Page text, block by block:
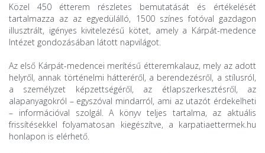
Közel 450 étterem részletes bemutatását és értékelését
tartalmazza az az egyedülálló, 1500 színes fotóval gazdagon
illusztrált, igényes kivitelezésű kötet, amely a Kárpát-medence
Intézet gondozásában látott napvilágot.
Az első Kárpát-medencei merítésű étteremkalauz, mely az adott
helyről, annak történelmi hátteréről, a berendezésről, a stílusról,
a személyzet képzettségéről, az étlapszerkesztésről, az
alapanyagokról – egyszóval mindarról, ami az utazót érdekelheti
– információval szolgál. A könyv teljes tartalma, az aktuális
frissítésekkel folyamatosan kiegészítve, a karpatiaettermek.hu
honlapon is elérhető.